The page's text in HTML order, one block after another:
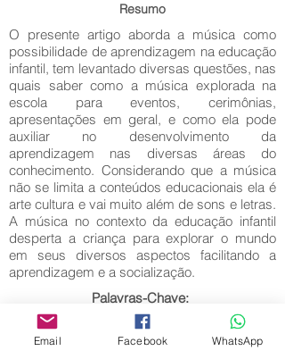
Resumo
O presente artigo aborda a música como
possibilidade de aprendizagem na educação
infantil, tem levantado diversas questões, nas
quais saber como a música explorada na
escola para eventos, cerimônias,
apresentações em geral, e como ela pode
auxiliar no desenvolvimento da
aprendizagem nas diversas áreas do
conhecimento. Considerando que a música
não se limita a conteúdos educacionais ela é
arte cultura e vai muito além de sons e letras.
A música no contexto da educação infantil
desperta a criança para explorar o mundo
em seus diversos aspectos facilitando a
aprendizagem e a socialização.
Palavras-Chave:
Música; Educação Infantil; Ludicidade.
Email Facebook WhatsApp